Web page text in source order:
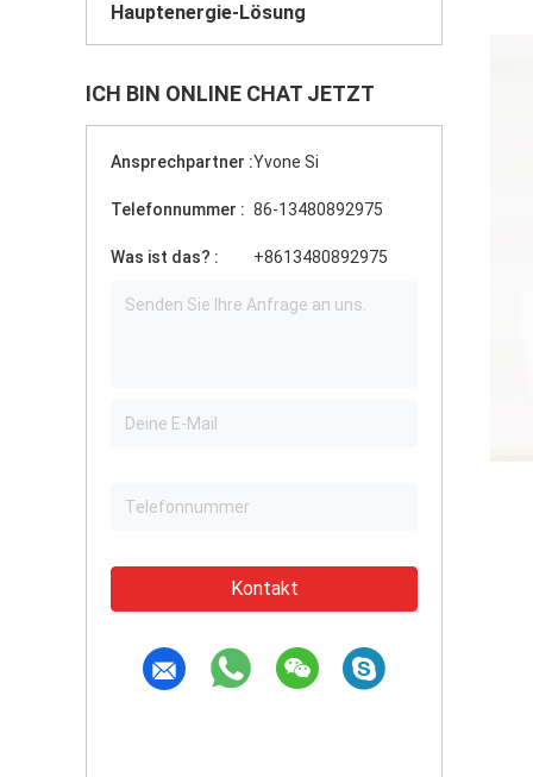
Hauptenergie-Lösung
ICH BIN ONLINE CHAT JETZT
Ansprechpartner :Yvone Si
Telefonnummer : 86-13480892975
Was ist das? : +8613480892975
Kontakt